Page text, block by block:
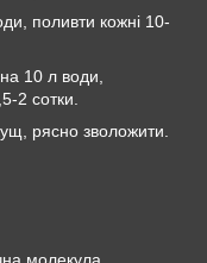
поливти кожні 10-
10 л води,
2 сотки.
рясно зволожити.
молекула